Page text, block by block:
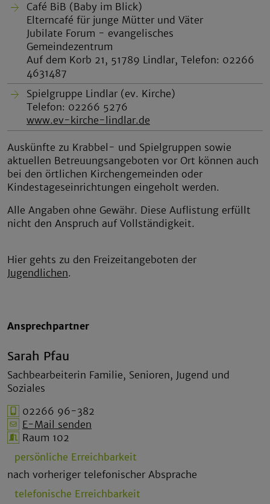
Café BiB (Baby im Blick)
Elterncafé für junge Mütter und Väter
Jubilate Forum - evangelisches
Gemeindezentrum
Auf dem Korb 21, 51789 Lindlar, Telefon: 02266
4631487
Spielgruppe Lindlar (ev. Kirche)
Telefon: 02266 5276
www.ev-kirche-lindlar.de
Auskünfte zu Krabbel- und Spielgruppen sowie
aktuellen Betreuungsangeboten vor Ort können auch
bei den örtlichen Kirchengemeinden oder
Kindestageseinrichtungen eingeholt werden.
Alle Angaben ohne Gewähr. Diese Auflistung erfüllt
nicht den Anspruch auf Vollständigkeit.
Hier gehts zu den Freizeitangeboten der
Jugendlichen.
Ansprechpartner
Sarah Pfau
Sachbearbeiterin Familie, Senioren, Jugend und
Soziales
02266 96-382
E-Mail senden
Raum 102
persönliche Erreichbarkeit
nach vorheriger telefonischer Absprache
telefonische Erreichbarkeit